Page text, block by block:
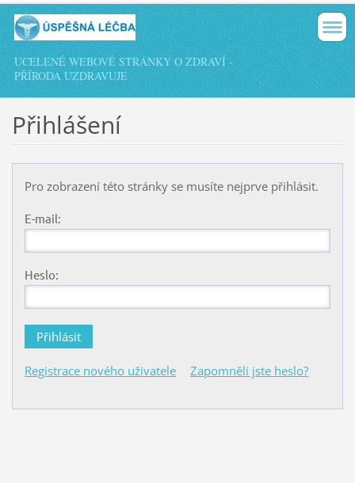
UCELENÉ WEBOVÉ STRÁNKY O ZDRAVÍ -
PŘÍRODA UZDRAVUJE
Přihlášení
Pro zobrazení této stránky se musíte nejprve přihlásit.
E-mail:
Heslo:
Registrace nového uživatele Zapomněli jste heslo?